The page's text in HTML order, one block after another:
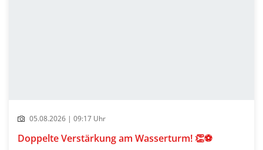
05.08.2026 | 09:17 Uhr
Doppelte Verstärkung am Wasserturm! 👏⚽